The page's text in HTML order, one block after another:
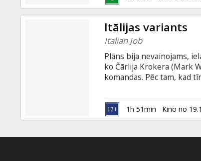
vairāk un savos
Itālijas variants
Italian Job
Plāns bija nevainojams,
ko Čārlija Krokera (Mark
komandas. Pēc tam, kad
(Edward Norton),
(Jason Statham),
veterāns Džons Bridžers
1h 51min Kino no